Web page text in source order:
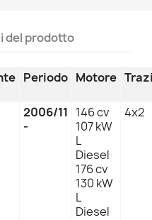
del prodotto
Periodo Motore
2006/11
-
146 cv
107 kW
L
Diesel
176 cv
130 kW
L
Diesel
4x2